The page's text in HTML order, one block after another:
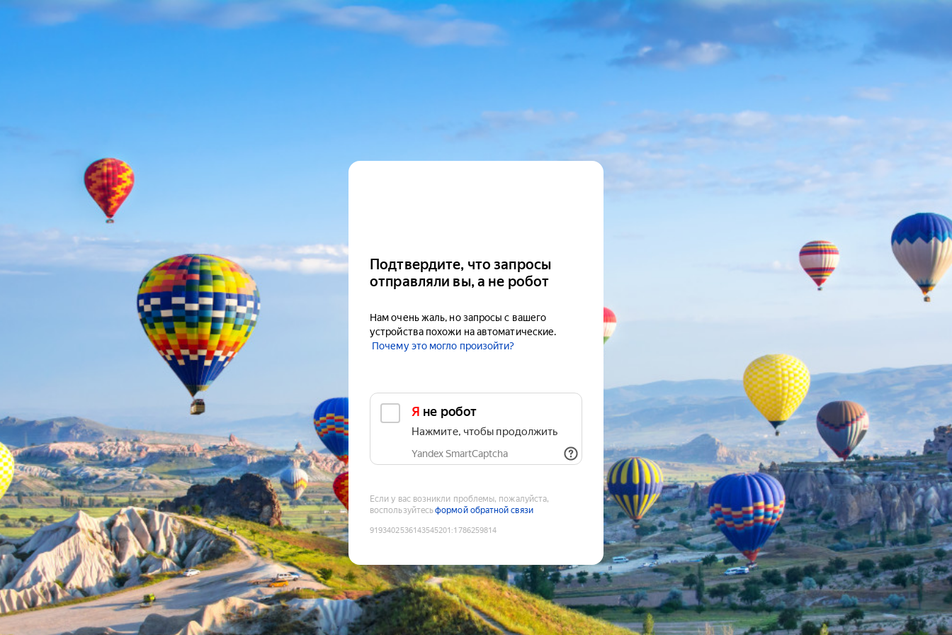
Подтвердите, что запросы
отправляли вы, а не робот
Нам очень жаль, но запросы с вашего
устройства похожи на автоматические.
Почему это могло произойти?
Я не робот
Нажмите, чтобы продолжить
Yandex SmartCaptcha
Если у вас возникли проблемы, пожалуйста,
воспользуйтесьформой обратной связи
9193402536143545201 :1786259814